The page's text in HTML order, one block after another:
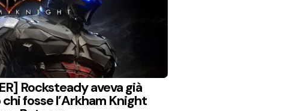
Rocksteady aveva già
fosse l’Arkham Knight